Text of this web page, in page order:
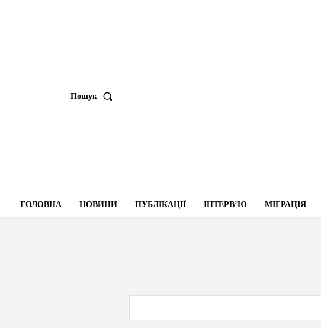
Пошук
ГОЛОВНА НОВИНИ ПУБЛІКАЦІЇ ІНТЕРВʼЮ МІГРАЦІЯ